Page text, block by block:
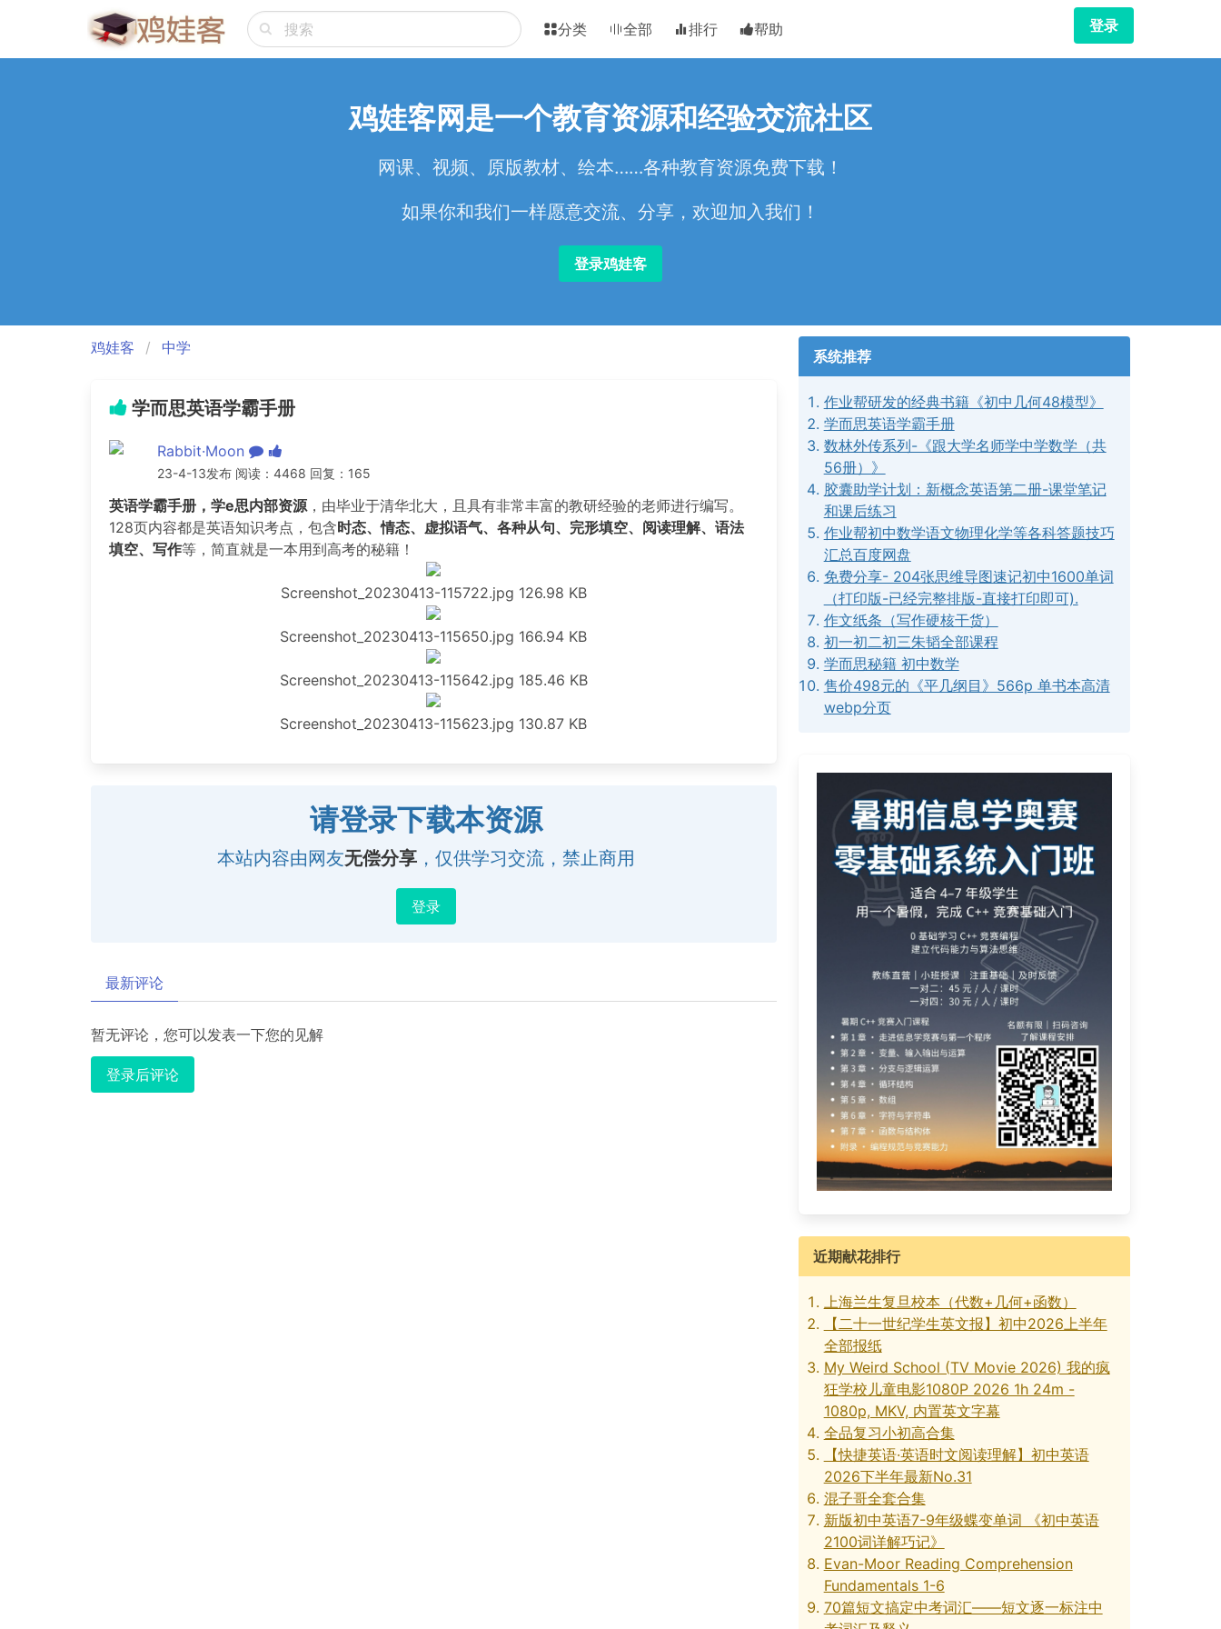
分类 全部 排行 帮助 登录
鸡娃客网是一个教育资源和经验交流社区
网课、视频、原版教材、绘本……各种教育资源免费下载！
如果你和我们一样愿意交流、分享，欢迎加入我们！
登录鸡娃客
鸡娃客 中学
学而思英语学霸手册
Rabbit·Moon
23-4-13发布 阅读：4468 回复：165
英语学霸手册，学e思内部资源，由毕业于清华北大，且具有非常丰富的教研经验的老师进行编写。
128页内容都是英语知识考点，包含时态、情态、虚拟语气、各种从句、完形填空、阅读理解、语法
填空、写作等，简直就是一本用到高考的秘籍！
Screenshot_20230413-115722.jpg 126.98 KB
Screenshot_20230413-115650.jpg 166.94 KB
Screenshot_20230413-115642.jpg 185.46 KB
Screenshot_20230413-115623.jpg 130.87 KB
请登录下载本资源
本站内容由网友无偿分享 ，仅供学习交流，禁止商用
登录
最新评论
暂无评论，您可以发表一下您的见解
登录后评论
系统推荐
作业帮研发的经典书籍《初中几何48模型》
学而思英语学霸手册
数林外传系列-《跟大学名师学中学数学（共
56册）》
胶囊助学计划：新概念英语第二册-课堂笔记
和课后练习
作业帮初中数学语文物理化学等各科答题技巧
汇总百度网盘
免费分享- 204张思维导图速记初中1600单词
（打印版-已经完整排版-直接打印即可).
作文纸条（写作硬核干货）
初一初二初三朱韬全部课程
学而思秘籍 初中数学
售价498元的《平几纲目》566p 单书本高清
webp分页
近期献花排行
上海兰生复旦校本（代数+几何+函数）
【二十一世纪学生英文报】初中2026上半年
全部报纸
My Weird School (TV Movie 2026) 我的疯
狂学校儿童电影1080P 2026 1h 24m -
1080p, MKV, 内置英文字幕
全品复习小初高合集
【快捷英语·英语时文阅读理解】初中英语
2026下半年最新No.31
混子哥全套合集
新版初中英语7-9年级蝶变单词 《初中英语
2100词详解巧记》
Evan-Moor Reading Comprehension
Fundamentals 1-6
70篇短文搞定中考词汇——短文逐一标注中